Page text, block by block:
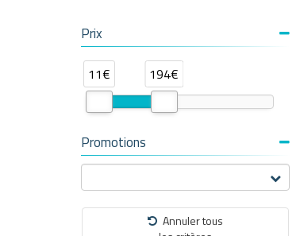
Prix
11€ 194€
Promotions
Annuler tous